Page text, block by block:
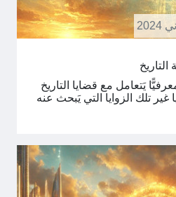
يَتعامل مع قضايا التاريخ
غير تلك الزوايا التي يَبحث عنه